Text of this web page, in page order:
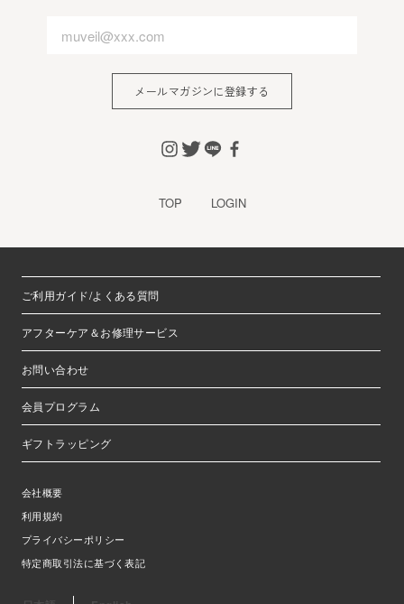
メールマガジンに登録する
TOP LOGIN
ご利用ガイド/よくある質問
アフターケア＆お修理サービス
お問い合わせ
会員プログラム
ギフトラッピング
会社概要
利用規約
プライバシーポリシー
特定商取引法に基づく表記